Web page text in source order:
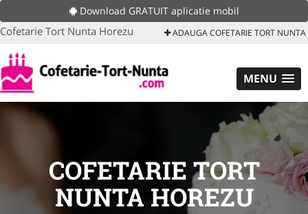
Download GRATUIT aplicatie mobil
Cofetarie Tort Nunta Horezu ADAUGA COFETARIE TORT NUNTA
MENU
COFETARIE TORT
NUNTA HOREZU